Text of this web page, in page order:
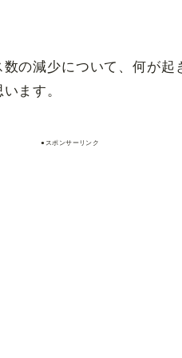
の減少について、何が起
ます。
●スポンサーリンク